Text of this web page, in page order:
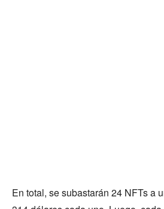
En total, se subastarán 24 NFTs a